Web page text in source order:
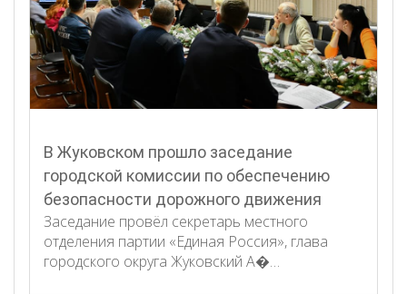
В Жуковском прошло заседание
городской комиссии по обеспечению
безопасности дорожного движения
Заседание провёл секретарь местного
отделения партии «Единая Россия», глава
городского округа Жуковский А�…